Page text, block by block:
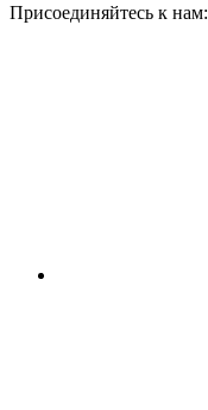
Присоединяйтесь к нам: